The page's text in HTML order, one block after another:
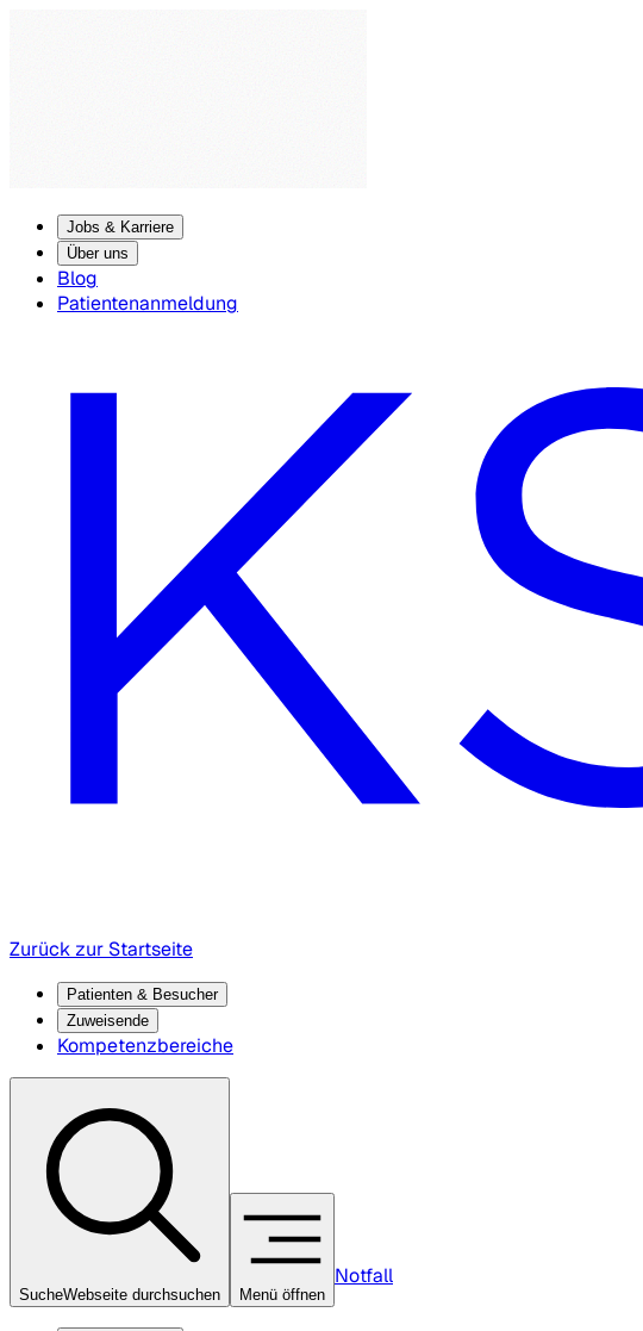
Jobs & Karriere
Über uns
Blog
Patientenanmeldung
Zurück zur Startseite
Patienten & Besucher
Zuweisende
Kompetenzbereiche
SucheWebseite durchsuchen Menü öffnen
Notfall